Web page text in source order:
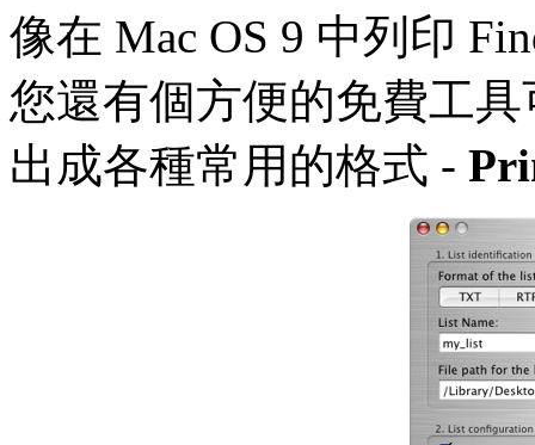
像在 Mac OS 9 中列印
您還有個方便的免費工
出成各種常用的格式 -